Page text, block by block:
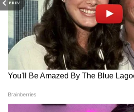
PREV
RECOMMENDED STORIES